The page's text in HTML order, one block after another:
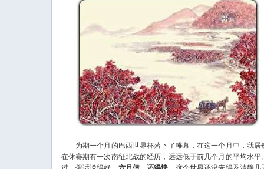
为期一个月的巴西世界杯落下了帷幕，在这一个月中，我居
在休赛期有一次南征北战的经历，远远低于前几个月的平均水平